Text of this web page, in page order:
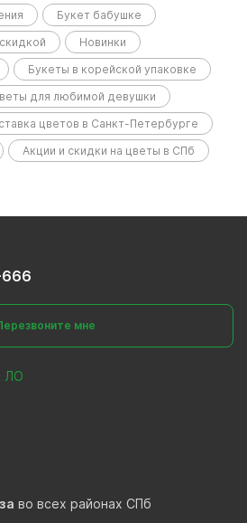
Букет бабушке
Новинки
Букеты в корейской упаковке
для любимой девушки
цветов в Санкт-Петербурге
Акции и скидки на цветы в СПб
мне
ЛО
во всех районах СПб